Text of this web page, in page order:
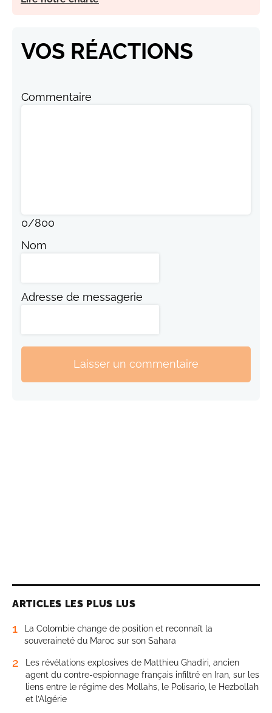
VOS RÉACTIONS
Commentaire
0/800
Nom
Adresse de messagerie
Laisser un commentaire
ARTICLES LES PLUS LUS
1
La Colombie change de position et reconnaît la
souveraineté du Maroc sur son Sahara
2
Les révélations explosives de Matthieu Ghadiri, ancien
agent du contre-espionnage français infiltré en Iran, sur les
liens entre le régime des Mollahs, le Polisario, le Hezbollah
et l’Algérie